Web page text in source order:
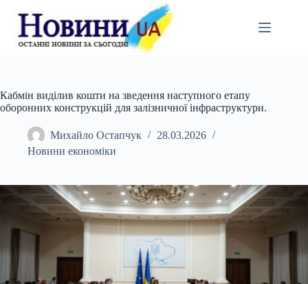
вмісту
Кабмін виділив кошти на зведення наступного етапу
оборонних конструкцій для залізничної інфраструктури.
Михайло Остапчук
28.03.2026
Новини економіки